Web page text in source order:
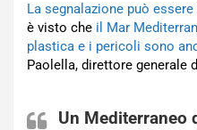
La segnalazione può
è visto che il Mar
plastica e i pericoli sono
Paolella, direttore generale
Un Mediterraneo